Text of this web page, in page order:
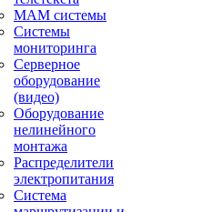
MAM системы
Системы
мониторинга
Серверное
оборудование
(видео)
Оборудование
нелинейного
монтажа
Распределители
электропитания
Система